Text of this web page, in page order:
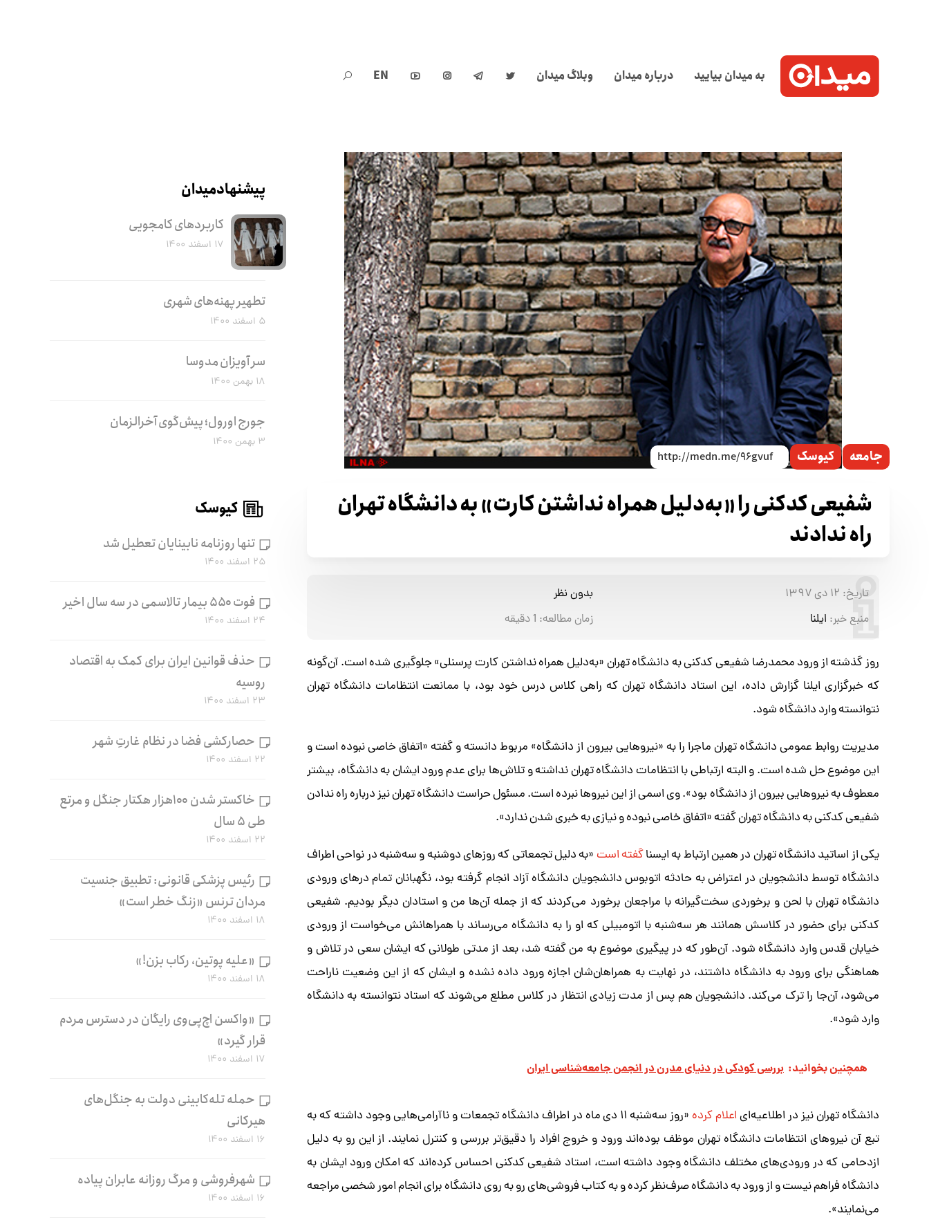
به میدان بیایید درباره میدان وبلاگ میدان 



EN

جامعه کیوسک
شفیعی کدکنی را «به‌دلیل همراه نداشتن کارت» به دانشگاه تهران
راه ندادند
تاریخ: ۱۲ دی ۱۳۹۷
بدون نظر
منبع خبر: ایلنا زمان مطالعه: 1دقیقه
روز گذشته از ورود محمدرضا شفیعی کدکنی به دانشگاه تهران «به‌دلیل همراه نداشتن کارت پرسنلی» جلوگیری شده است. آن‌گونه
که خبرگزاری ایلنا گزارش داده، این استاد دانشگاه تهران که راهی کلاس درس خود بود، با ممانعت انتظامات دانشگاه تهران
نتوانسته وارد دانشگاه شود.
مدیریت روابط عمومی دانشگاه تهران ماجرا را به «نیروهایی بیرون از دانشگاه» مربوط دانسته و گفته «اتفاق خاصی نبوده است و
این موضوع حل شده است. و البته ارتباطی با انتظامات دانشگاه تهران نداشته و تلاش‌ها برای عدم ورود ایشان به دانشگاه، بیشتر
معطوف به نیروهایی بیرون از دانشگاه بود». وی اسمی از این نیروها نبرده است. مسئول حراست دانشگاه تهران نیز درباره راه ندادن
شفیعی کدکنی به دانشگاه تهران گفته «اتفاق خاصی نبوده و نیازی به خبری شدن ندارد».
یکی از اساتید دانشگاه تهران در همین ارتباط به ایسناگفته است«به دلیل تجمعاتی که روزهای دوشنبه و سه‌شنبه در نواحی اطراف
دانشگاه توسط دانشجویان در اعتراض به حادثه اتوبوس دانشجویان دانشگاه آزاد انجام گرفته بود، نگهبانان تمام درهای ورودی
دانشگاه تهران با لحن و برخوردی سخت‌گیرانه با مراجعان برخورد می‌کردند که از جمله آن‌ها من و استادان دیگر بودیم. شفیعی
کدکنی برای حضور در کلاسش همانند هر سه‌شنبه با اتومبیلی که او را به دانشگاه می‌رساند با همراهانش می‌خواست از ورودی
خیابان قدس وارد دانشگاه شود. آن‌طور که در پیگیری موضوع به من گفته شد، بعد از مدتی طولانی‌ که ایشان سعی در تلاش و
هماهنگی برای ورود به دانشگاه داشتند، در نهایت به همراهان‌شان اجازه‌ ورود داده نشده و ایشان که از این وضعیت ناراحت
می‌شود، آن‌جا را ترک می‌کند. دانشجویان هم پس از مدت زیادی انتظار در کلاس مطلع می‌شوند که استاد نتوانسته به دانشگاه
وارد شود».
همچنین بخوانید: بررسی کودکی در دنیای مدرن در انجمن جامعه‌شناسی ایران
دانشگاه تهران نیز در اطلاعیه‌ایاعلام کرده
«روز سه‌شنبه ۱۱ دی ماه در اطراف دانشگاه تجمعات و ناآرامی‌هایی وجود داشته که به
تبع آن نیروهای انتظامات دانشگاه تهران موظف بوده‌اند ورود و خروج افراد را دقیق‌تر بررسی و کنترل نمایند. از این رو به دلیل
ازدحامی که در ورودی‌های مختلف دانشگاه وجود داشته است، استاد شفیعی کدکنی احساس کرده‌اند که امکان ورود ایشان به
دانشگاه فراهم نیست و از ورود به دانشگاه صرف‌نظر کرده و به کتاب فروشی‌های رو به روی دانشگاه برای انجام امور شخصی مراجعه
می‌نمایند».
پیشنهاد میدان
کاربرد‌های کامجویی
۱۷ اسفند ۱۴۰۰
تطهیر پهنه‌های شهری
۵ اسفند ۱۴۰۰
سر آویزان مدوسا
۱۸ بهمن ۱۴۰۰
جورج اورول؛ پیش‌گوی آخرالزمان
۳ بهمن ۱۴۰۰
کیوسک
تنها روزنامه نابینایان تعطیل شد
۲۵ اسفند ۱۴۰۰
فوت ۵۵۰ بیمار تالاسمی در سه سال اخیر
۲۴ اسفند ۱۴۰۰
حذف قوانین ایران برای کمک به اقتصاد
روسیه
۲۳ اسفند ۱۴۰۰
حصارکشی فضا در نظام غارتِ شهر
۲۲ اسفند ۱۴۰۰
خاکستر شدن ۱۰۰هزار هکتار جنگل و مرتع
طی ۵ سال
۲۲ اسفند ۱۴۰۰
رئیس پزشکی قانونی: تطبیق جنسیت
مردان ترنس «زنگ خطر است»
۱۸ اسفند ۱۴۰۰
«علیه پوتین، رکاب بزن!»
۱۸ اسفند ۱۴۰۰
«واکسن اچ‌پی‌وی رایگان در دسترس مردم
قرار گیرد»
۱۷ اسفند ۱۴۰۰
حمله تله‌کابینی دولت به جنگل‌های
هیرکانی
۱۶ اسفند ۱۴۰۰
شهرفروشی و مرگ روزانه عابران پیاده
۱۶ اسفند ۱۴۰۰